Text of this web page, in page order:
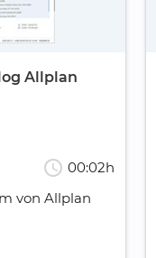
Allplan
schedule 00:02h
von Allplan